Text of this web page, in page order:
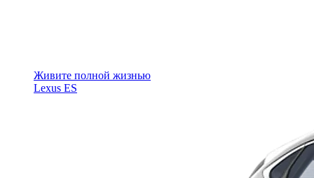
Живите полной жизнью
Lexus ES